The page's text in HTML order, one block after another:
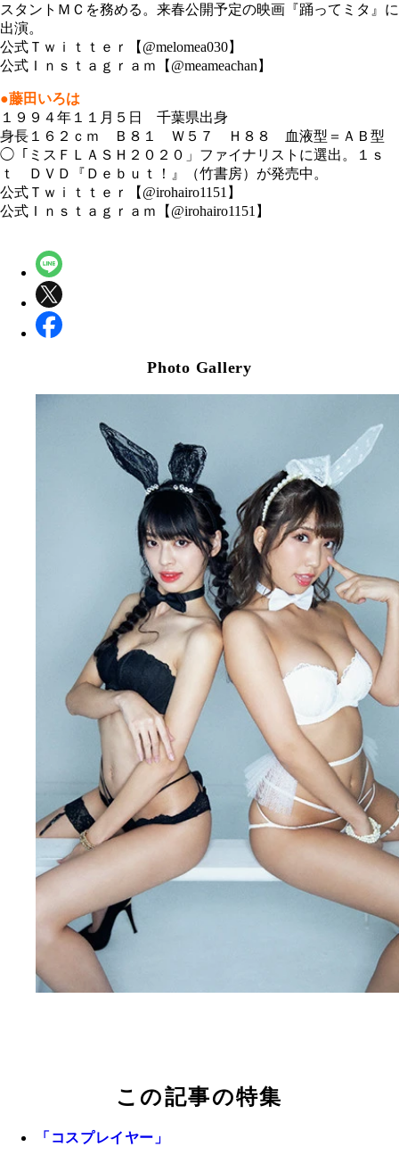
スタントＭＣを務める。来春公開予定の映画『踊ってミタ』に
出演。
公式Ｔｗｉｔｔｅｒ【@melomea030】
公式Ｉｎｓｔａｇｒａｍ【@meameachan】
●藤田いろは
１９９４年１１月５日 千葉県出身
身長１６２ｃｍ Ｂ８１ Ｗ５７ Ｈ８８ 血液型＝ＡＢ型
◯「ミスＦＬＡＳＨ２０２０」ファイナリストに選出。１ｓ
ｔ ＤＶＤ『Ｄｅｂｕｔ！』（竹書房）が発売中。
公式Ｔｗｉｔｔｅｒ【@irohairo1151】
公式Ｉｎｓｔａｇｒａｍ【@irohairo1151】
Photo Gallery
この記事の特集
「コスプレイヤー」